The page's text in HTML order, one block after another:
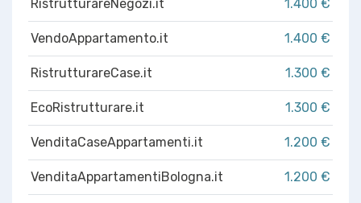
RistrutturareNegozi.it 1.400 €
VendoAppartamento.it 1.400 €
RistrutturareCase.it 1.300 €
EcoRistrutturare.it 1.300 €
VenditaCaseAppartamenti.it 1.200 €
VenditaAppartamentiBologna.it 1.200 €